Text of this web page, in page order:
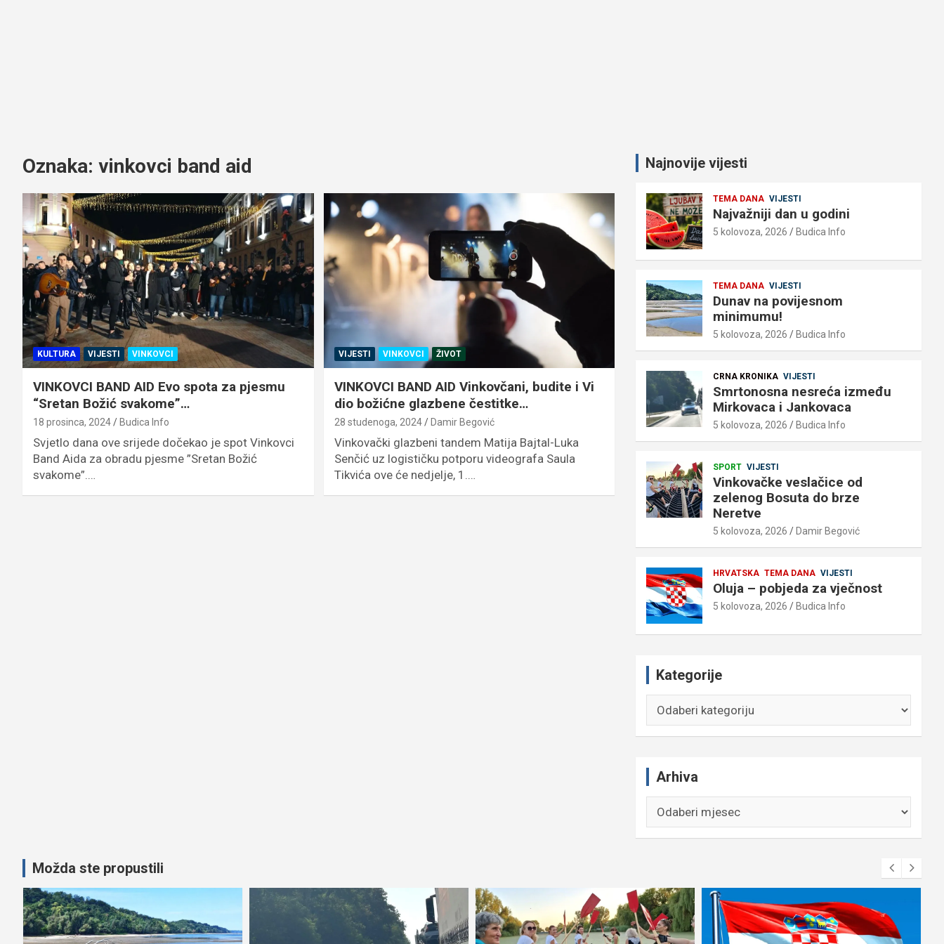
Oznaka: vinkovci band aid
KULTURA VIJESTI VINKOVCI
VINKOVCI BAND AID Evo spota za pjesmu
“Sretan Božić svakome”…
18 prosinca, 2024 Budica Info
Svjetlo dana ove srijede dočekao je spot Vinkovci
Band Aida za obradu pjesme ”Sretan Božić
svakome”.…
VIJESTI VINKOVCI ŽIVOT
VINKOVCI BAND AID Vinkovčani, budite i Vi
dio božićne glazbene čestitke…
28 studenoga, 2024 Damir Begović
Vinkovački glazbeni tandem Matija Bajtal-Luka
Senčić uz logističku potporu videografa Saula
Tikvića ove će nedjelje, 1.…
Najnovije vijesti
TEMA DANA VIJESTI
Najvažniji dan u godini
5 kolovoza, 2026 Budica Info
TEMA DANA VIJESTI
Dunav na povijesnom
minimumu!
5 kolovoza, 2026 Budica Info
CRNA KRONIKA VIJESTI
Smrtonosna nesreća između
Mirkovaca i Jankovaca
5 kolovoza, 2026 Budica Info
SPORT VIJESTI
Vinkovačke veslačice od
zelenog Bosuta do brze
Neretve
5 kolovoza, 2026 Damir Begović
HRVATSKA TEMA DANA VIJESTI
Oluja – pobjeda za vječnost
5 kolovoza, 2026 Budica Info
Kategorije
Arhiva
Možda ste propustili